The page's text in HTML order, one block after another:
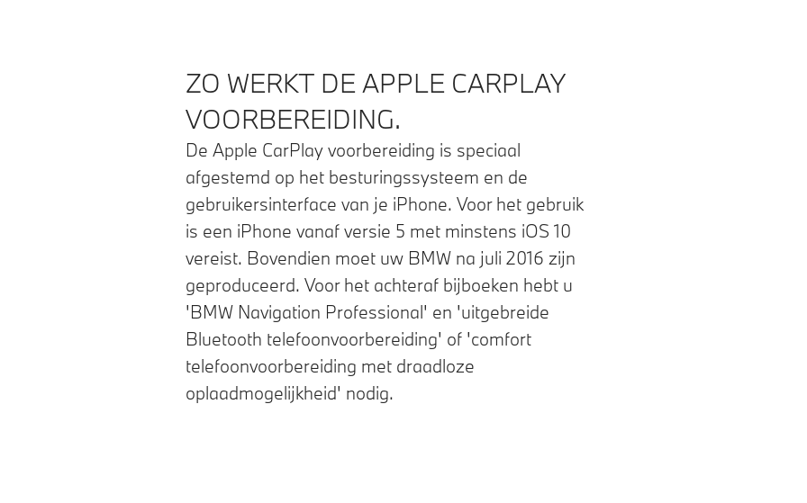
ZO WERKT DE APPLE CARPLAY
VOORBEREIDING.
De Apple CarPlay voorbereiding is speciaal
afgestemd op het besturingssysteem en de
gebruikersinterface van je iPhone. Voor het gebruik
is een iPhone vanaf versie 5 met minstens iOS 10
vereist. Bovendien moet uw BMW na juli 2016 zijn
geproduceerd. Voor het achteraf bijboeken hebt u
'BMW Navigation Professional' en 'uitgebreide
Bluetooth telefoonvoorbereiding' of 'comfort
telefoonvoorbereiding met draadloze
oplaadmogelijkheid' nodig.